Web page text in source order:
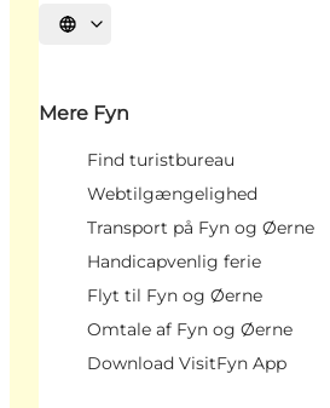
Vælg sprog
Mere Fyn
Find turistbureau
Webtilgængelighed
Transport på Fyn og Øerne
Handicapvenlig ferie
Flyt til Fyn og Øerne
Omtale af Fyn og Øerne
Download VisitFyn App